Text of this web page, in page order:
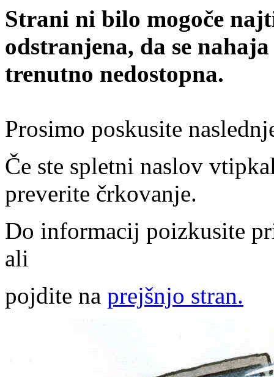
Strani ni bilo mogoče
odstranjena, da se
trenutno nedostopna.
Prosimo poskusite
Če ste spletni naslov
preverite črkovanje.
Do informacij poizkusite
ali
pojdite na prejšnjo stran.